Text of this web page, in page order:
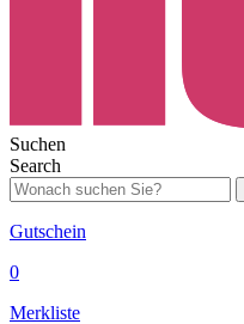
Suchen
Search
Gutschein
0
Merkliste